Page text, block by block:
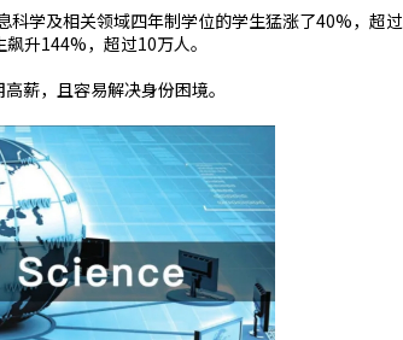
学及相关领域四年制学位的学生猛涨了40%，超过
升144%，超过10万人。
薪，且容易解决身份困境。